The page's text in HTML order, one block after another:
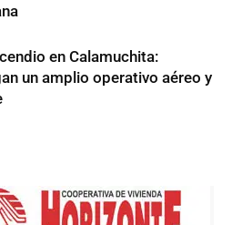
en Calamuchita:
un amplio operativo aéreo y